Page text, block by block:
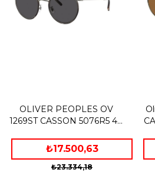
OLIVER PEOPLES OV
1269ST CASSON 5076R5 49
₺17.500,63
₺23.334,18